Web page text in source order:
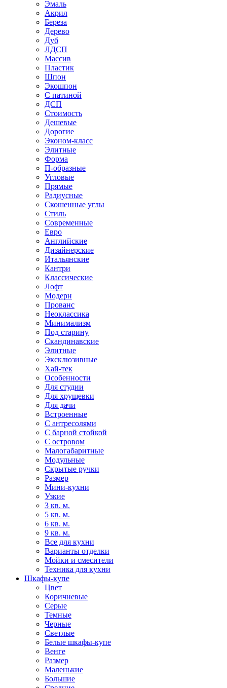
Эмаль
Акрил
Береза
Дерево
Дуб
ЛДСП
Массив
Пластик
Шпон
Экошпон
С патиной
ДСП
Стоимость
Дешевые
Дорогие
Эконом-класс
Элитные
Форма
П-образные
Угловые
Прямые
Радиусные
Скошенные углы
Стиль
Современные
Евро
Английские
Дизайнерские
Итальянские
Кантри
Классические
Лофт
Модерн
Прованс
Неоклассика
Минимализм
Под старину
Скандинавские
Элитные
Эксклюзивные
Хай-тек
Особенности
Для студии
Для хрущевки
Для дачи
Встроенные
С антресолями
С барной стойкой
С островом
Малогабаритные
Модульные
Скрытые ручки
Размер
Мини-кухни
Узкие
3 кв. м.
5 кв. м.
6 кв. м.
9 кв. м.
Все для кухни
Варианты отделки
Мойки и смесители
Техника для кухни
Шкафы-купе
Цвет
Коричневые
Серые
Темные
Черные
Светлые
Белые шкафы-купе
Венге
Размер
Маленькие
Большие